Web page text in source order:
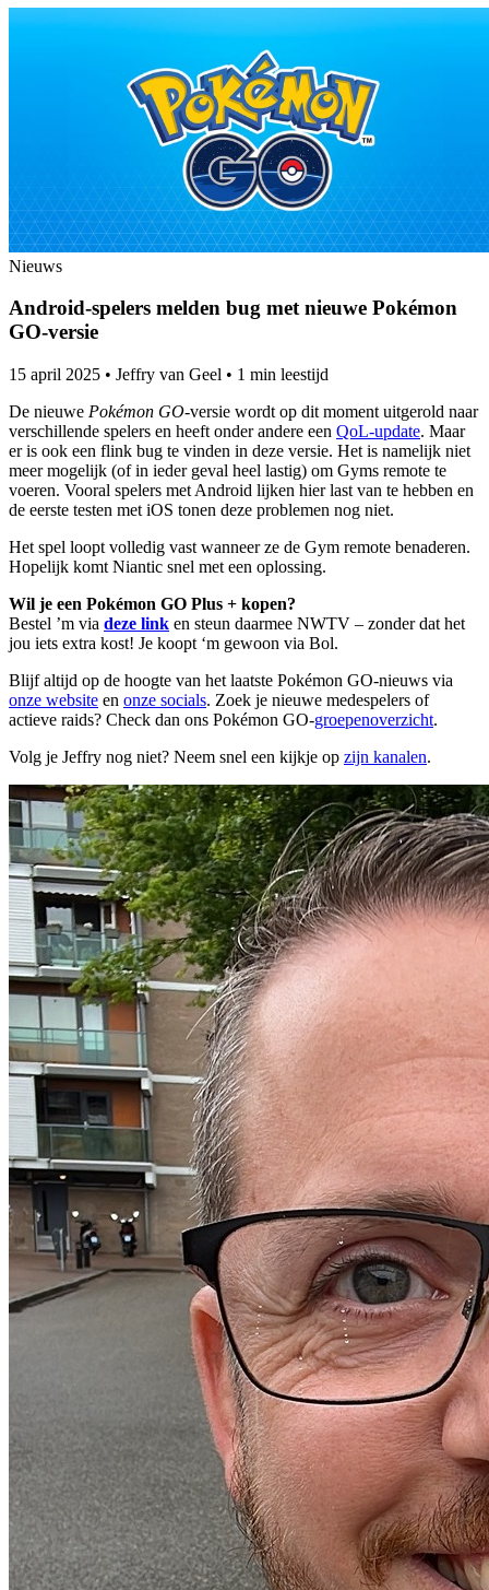
Nieuws
Android-spelers melden bug met nieuwe Pokémon
GO-versie
15 april 2025 • Jeffry van Geel • 1 min leestijd
De nieuwe Pokémon GO-versie wordt op dit moment uitgerold naar
verschillende spelers en heeft onder andere een QoL-update. Maar
er is ook een flink bug te vinden in deze versie. Het is namelijk niet
meer mogelijk (of in ieder geval heel lastig) om Gyms remote te
voeren. Vooral spelers met Android lijken hier last van te hebben en
de eerste testen met iOS tonen deze problemen nog niet.
Het spel loopt volledig vast wanneer ze de Gym remote benaderen.
Hopelijk komt Niantic snel met een oplossing.
Wil je een Pokémon GO Plus + kopen?
Bestel ’m via deze link en steun daarmee NWTV – zonder dat het
jou iets extra kost! Je koopt ‘m gewoon via Bol.
Blijf altijd op de hoogte van het laatste Pokémon GO-nieuws via
onze website en onze socials. Zoek je nieuwe medespelers of
actieve raids? Check dan ons Pokémon GO-groepenoverzicht.
Volg je Jeffry nog niet? Neem snel een kijkje op zijn kanalen.